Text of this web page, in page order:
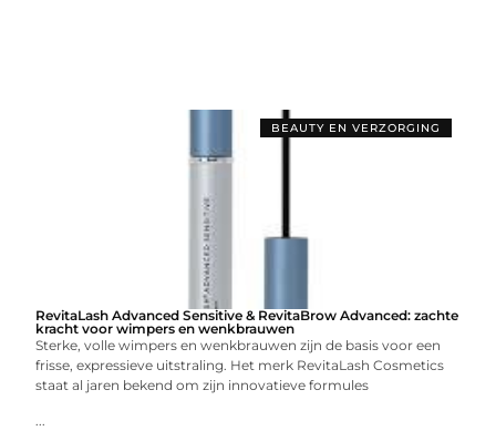
BEAUTY EN VERZORGING
RevitaLash Advanced Sensitive & RevitaBrow Advanced: zachte
kracht voor wimpers en wenkbrauwen
Sterke, volle wimpers en wenkbrauwen zijn de basis voor een
frisse, expressieve uitstraling. Het merk RevitaLash Cosmetics
staat al jaren bekend om zijn innovatieve formules
...